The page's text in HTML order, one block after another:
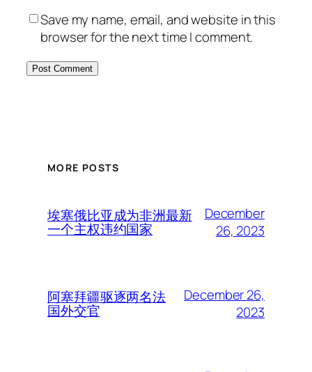
Save my name, email, and website in this
browser for the next time I comment.
MORE POSTS
埃塞俄比亚成为非洲最新
一个主权违约国家
December
26, 2023
阿塞拜疆驱逐两名法
国外交官
December 26,
2023